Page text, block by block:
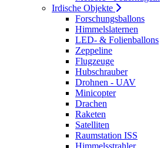
Irdische Objekte
Forschungsballons
Himmelslaternen
LED- & Folienballons
Zeppeline
Flugzeuge
Hubschrauber
Drohnen - UAV
Minicopter
Drachen
Raketen
Satelliten
Raumstation ISS
Himmelsstrahler